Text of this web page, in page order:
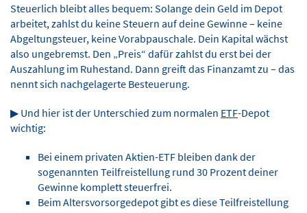
Steuerlich bleibt alles bequem: Solange dein Geld im Depot
arbeitet, zahlst du keine Steuern auf deine Gewinne – keine
Abgeltungsteuer, keine Vorabpauschale. Dein Kapital wächst
also ungebremst. Den „Preis“ dafür zahlst du erst bei der
Auszahlung im Ruhestand. Dann greift das Finanzamt zu – das
nennt sich nachgelagerte Besteuerung.
▶ Und hier ist der Unterschied zum normalen ETF-Depot
wichtig:
Bei einem privaten Aktien-ETF bleiben dank der
sogenannten Teilfreistellung rund 30 Prozent deiner
Gewinne komplett steuerfrei.
Beim Altersvorsorgedepot gibt es diese Teilfreistellung